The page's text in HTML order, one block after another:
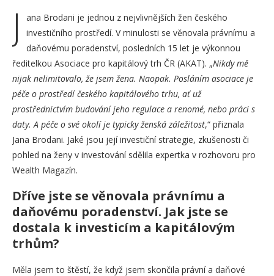
J
ana Brodani je jednou z nejvlivnějších žen českého
investičního prostředí. V minulosti se věnovala právnímu a
daňovému poradenství, posledních 15 let je výkonnou
ředitelkou Asociace pro kapitálový trh ČR (AKAT). „Nikdy mě
nijak nelimitovalo, že jsem žena. Naopak. Posláním asociace je
péče o prostředí českého kapitálového trhu, ať už
prostřednictvím budování jeho regulace a renomé, nebo práci s
daty. A péče o své okolí je typicky ženská záležitost,“ přiznala
Jana Brodani. Jaké jsou její investiční strategie, zkušenosti či
pohled na ženy v investování sdělila expertka v rozhovoru pro
Wealth Magazín.
Dříve jste se věnovala právnímu a
daňovému poradenství. Jak jste se
dostala k investicím a kapitálovým
trhům?
Měla jsem to štěstí, že když jsem skončila právní a daňové